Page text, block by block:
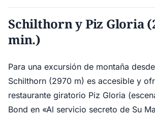
Schilthorn y Piz Gloria
min.)
Para una excursión de montaña
Schilthorn (2970 m) es accesible y
restaurante giratorio Piz Gloria
Bond en «Al servicio secreto de Su